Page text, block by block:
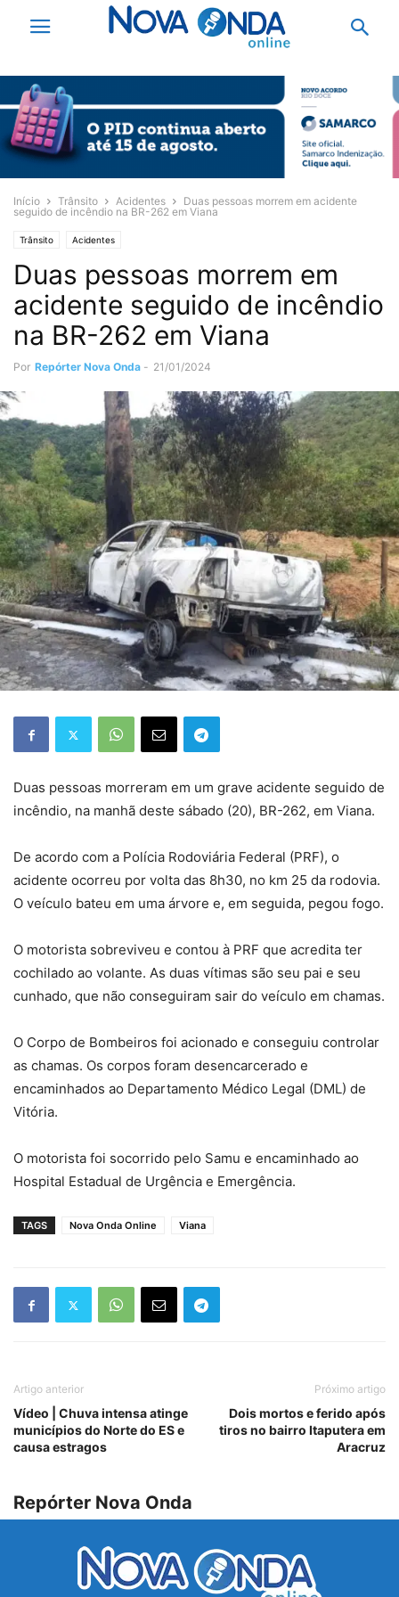
Início Trânsito Acidentes
Duas pessoas morrem em acidente
seguido de incêndio na BR-262 em Viana
Trânsito Acidentes
Duas pessoas morrem em
acidente seguido de incêndio
na BR-262 em Viana
Por Repórter Nova Onda - 21/01/2024
Duas pessoas morreram em um grave acidente seguido de
incêndio, na manhã deste sábado (20), BR-262, em Viana.
De acordo com a Polícia Rodoviária Federal (PRF), o
acidente ocorreu por volta das 8h30, no km 25 da rodovia.
O veículo bateu em uma árvore e, em seguida, pegou fogo.
O motorista sobreviveu e contou à PRF que acredita ter
cochilado ao volante. As duas vítimas são seu pai e seu
cunhado, que não conseguiram sair do veículo em chamas.
O Corpo de Bombeiros foi acionado e conseguiu controlar
as chamas. Os corpos foram desencarcerado e
encaminhados ao Departamento Médico Legal (DML) de
Vitória.
O motorista foi socorrido pelo Samu e encaminhado ao
Hospital Estadual de Urgência e Emergência.
TAGS Nova Onda Online Viana
Artigo anterior
Vídeo | Chuva intensa atinge
municípios do Norte do ES e
causa estragos
Próximo artigo
Dois mortos e ferido após
tiros no bairro Itaputera em
Aracruz
Repórter Nova Onda